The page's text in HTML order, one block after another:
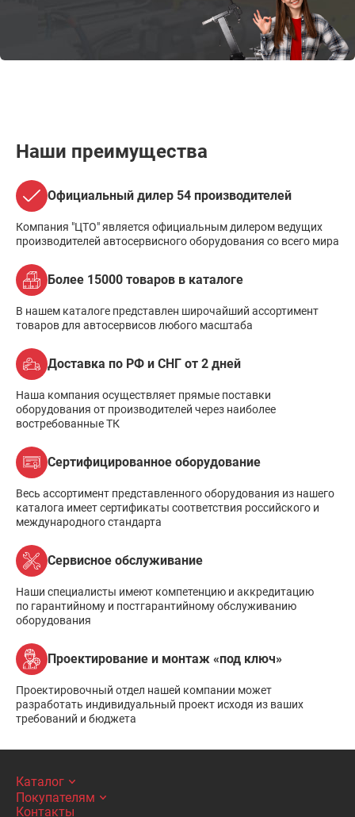
Наши преимущества
Официальный дилер 54 производителей
Компания "ЦТО" является официальным дилером ведущих
производителей автосервисного оборудования со всего мира
Более 15000 товаров в каталоге
В нашем каталоге представлен широчайший ассортимент
товаров для автосервисов любого масштаба
Доставка по РФ и СНГ от 2 дней
Наша компания осуществляет прямые поставки
оборудования от производителей через наиболее
востребованные ТК
Сертифицированное оборудование
Весь ассортимент представленного оборудования из нашего
каталога имеет сертификаты соответствия российского и
международного стандарта
Сервисное обслуживание
Наши специалисты имеют компетенцию и аккредитацию
по гарантийному и постгарантийному обслуживанию
оборудования
Проектирование и монтаж «под ключ»
Проектировочный отдел нашей компании может
разработать индивидуальный проект исходя из ваших
требований и бюджета
Каталог
Покупателям
Контакты